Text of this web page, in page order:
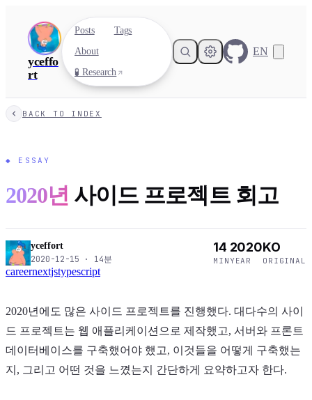
yceffo
rt
Posts
Tags
About
🧪 Research
EN
BACK TO INDEX
◆ ESSAY
2020년 사이드 프로젝트 회고
yceffort
2020-12-15 · 14분
14
MIN
2020
YEAR
KO
ORIGINAL
careernextjstypescript
2020년에도 많은 사이드 프로젝트를 진행했다. 대다수의 사이
드 프로젝트는 웹 애플리케이션으로 제작했고, 서버와 프론트
데이터베이스를 구축했어야 했고, 이것들을 어떻게 구축했는
지, 그리고 어떤 것을 느꼈는지 간단하게 요약하고자 한다.